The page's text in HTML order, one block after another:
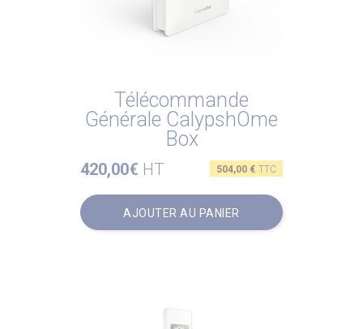
Télécommande
Générale CalypshOme
Box
420,00€ HT Prix
504,00 € TTC
AJOUTER AU PANIER